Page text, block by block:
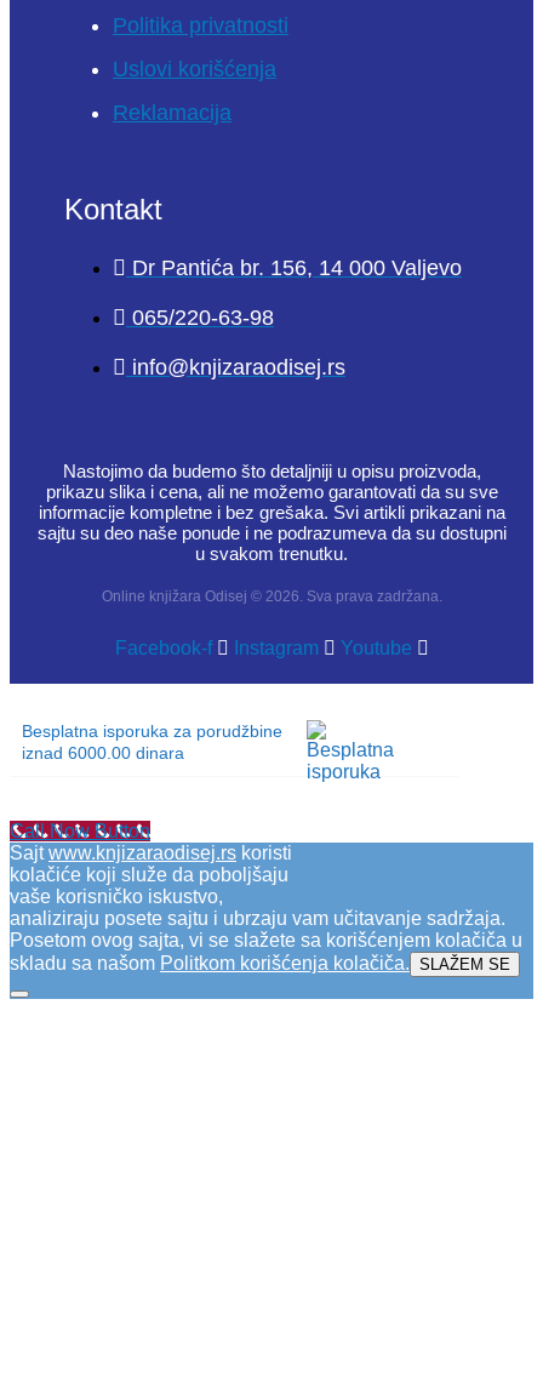
Politika privatnosti
Uslovi korišćenja
Reklamacija
Kontakt
Dr Pantića br. 156, 14 000 Valjevo
065/220-63-98
info@knjizaraodisej.rs
Nastojimo da budemo što detaljniji u opisu proizvoda,
prikazu slika i cena, ali ne možemo garantovati da su sve
informacije kompletne i bez grešaka. Svi artikli prikazani na
sajtu su deo naše ponude i ne podrazumeva da su dostupni
u svakom trenutku.
Online knjižara Odisej © 2026. Sva prava zadržana.
Facebook-f Instagram Youtube
Besplatna isporuka za porudžbine
iznad 6000.00 dinara
Call Now Button
Sajtwww.knjizaraodisej.rs koristi
kolačiće koji služe da poboljšaju
vaše korisničko iskustvo,
analiziraju posete sajtu i ubrzaju vam učitavanje sadržaja.
Posetom ovog sajta, vi se slažete sa korišćenjem kolačiča u
skladu sa našom Politkom korišćenja kolačiča. SLAŽEM SE